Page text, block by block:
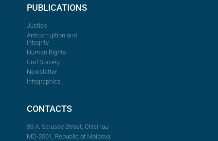
PUBLICATIONS
Justice
Anticorruption and
Integrity
Human Rights
Civil Society
Newsletter
Infographics
CONTACTS
33 A. Sciusev Street, Chisinau
MD-2001, Republic of Moldova